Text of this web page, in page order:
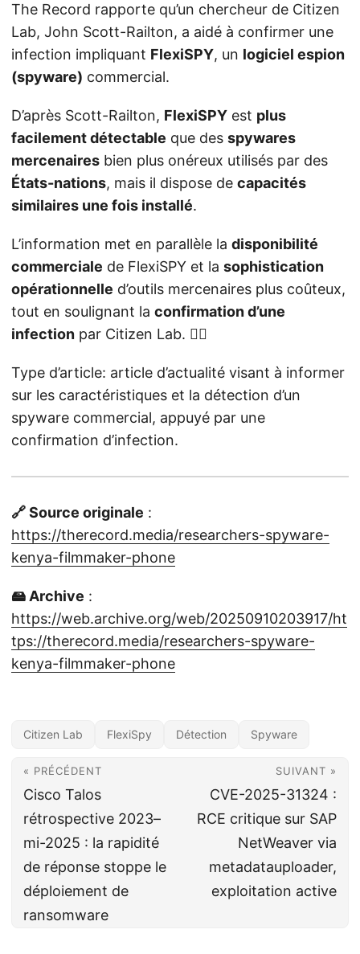
The Record rapporte qu’un chercheur de Citizen
Lab, John Scott-Railton, a aidé à confirmer une
infection impliquant FlexiSPY, un logiciel espion
(spyware) commercial.
D’après Scott-Railton, FlexiSPY est plus
facilement détectable que des spywares
mercenaires bien plus onéreux utilisés par des
États-nations, mais il dispose de capacités
similaires une fois installé.
L’information met en parallèle la disponibilité
commerciale de FlexiSPY et la sophistication
opérationnelle d’outils mercenaires plus coûteux,
tout en soulignant la confirmation d’une
infection par Citizen Lab. 🕵️‍♂️
Type d’article: article d’actualité visant à informer
sur les caractéristiques et la détection d’un
spyware commercial, appuyé par une
confirmation d’infection.
🔗 Source originale :
https://therecord.media/researchers-spyware-
kenya-filmmaker-phone
🖴 Archive :
https://web.archive.org/web/20250910203917/ht
tps://therecord.media/researchers-spyware-
kenya-filmmaker-phone
Citizen Lab FlexiSpy Détection Spyware
« PRÉCÉDENT
Cisco Talos
rétrospective 2023–
mi-2025 : la rapidité
de réponse stoppe le
déploiement de
ransomware
SUIVANT »
CVE-2025-31324 :
RCE critique sur SAP
NetWeaver via
metadatauploader,
exploitation active